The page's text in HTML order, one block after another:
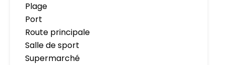
Plage
Port
Route principale
Salle de sport
Supermarché